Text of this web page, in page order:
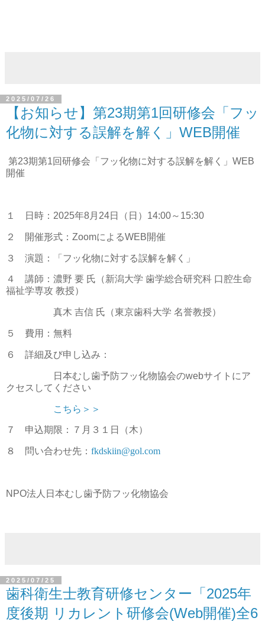
2025/07/26
【お知らせ】第23期第1回研修会「フッ
化物に対する誤解を解く」WEB開催
第23期第1回研修会「フッ化物に対する誤解を解く」WEB
開催
１ 日時：2025年8月24日（日）14:00～15:30
２ 開催形式：ZoomによるWEB開催
３ 演題：「フッ化物に対する誤解を解く」
４ 講師：濃野 要 氏（新潟大学 歯学総合研究科 口腔生命
福祉学専攻 教授）
真木 吉信 氏（東京歯科大学 名誉教授）
５ 費用：無料
６ 詳細及び申し込み：
日本むし歯予防フッ化物協会のwebサイトにア
クセスしてください
こちら＞＞
７ 申込期限：７月３１日（木）
８ 問い合わせ先： fkdskiin@gol.com
NPO法人日本むし歯予防フッ化物協会
2025/07/25
歯科衛生士教育研修センター「2025年
度後期 リカレント研修会(Web開催)全6